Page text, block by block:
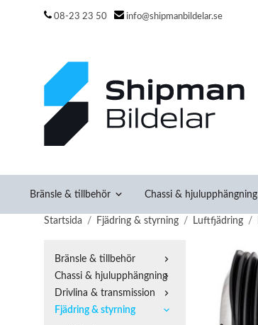
08-23 23 50 info@shipmanbildelar.se
Bränsle & tillbehör Chassi & hjulupphängning
Startsida / Fjädring & styrning / Luftfjädring /
Bränsle & tillbehör
Chassi & hjulupphängning
Drivlina & transmission
Fjädring & styrning